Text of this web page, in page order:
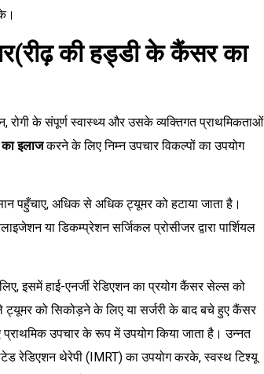
की हड्डी के कैंसर का
रोगी के संपूर्ण स्वास्थ्य और उसके व्यक्तिगत प्राथमिकताओं
इलाजकरने के लिए निम्न उपचार विकल्पों का उपयोग
पहुँचाए, अधिक से अधिक ट्यूमर को हटाया जाता है।
या डिकम्प्रेशन सर्जिकल प्रोसीजर द्वारा पार्शियल
इसमें हाई-एनर्जी रेडिएशन का प्रयोग कैंसर सेल्स को
ट्यूमर को सिकोड़ने के लिए या सर्जरी के बाद बचे हुए कैंसर
उपचार के रूप में उपयोग किया जाता है। उन्नत
रेडिएशन थेरेपी (IMRT) का उपयोग करके, स्वस्थ टिश्यू